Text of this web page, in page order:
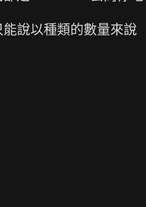
說以種類的數量來說